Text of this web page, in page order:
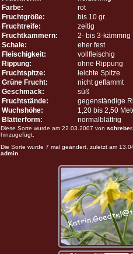
Farbe:
rot
Fruchtgröße:
bis 10 gr.
Fruchtreife:
zeitig
Fruchtkammern:
2- bis 3-kämmrig
Schale:
eher fest
Fleischigkeit:
vollfleischig
Rippung:
ohne Rippung
Fruchtspitze:
leichte Spitze
Grüne Frucht:
nicht geflammt
Geschmack:
süß
Fruchtstände:
gegenständige
Wuchshöhe:
1,20 bis 2,50
Blätterform:
normalblättrig
Diese Sorte wurde am 22.03.2007 von
hinzugefügt.
Die Sorte wurde 7 mal geändert, zuletzt am
admin